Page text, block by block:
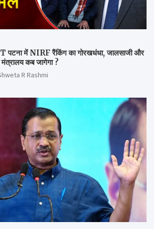
में NIRF रैंकिंग का गोरखधंधा, जालसाजी और
मंत्रालय कब जागेगा ?
R Rashmi